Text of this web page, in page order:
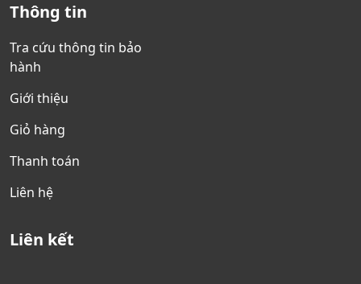
Thông tin
Tra cứu thông tin bảo
hành
Giới thiệu
Giỏ hàng
Thanh toán
Liên hệ
Liên kết